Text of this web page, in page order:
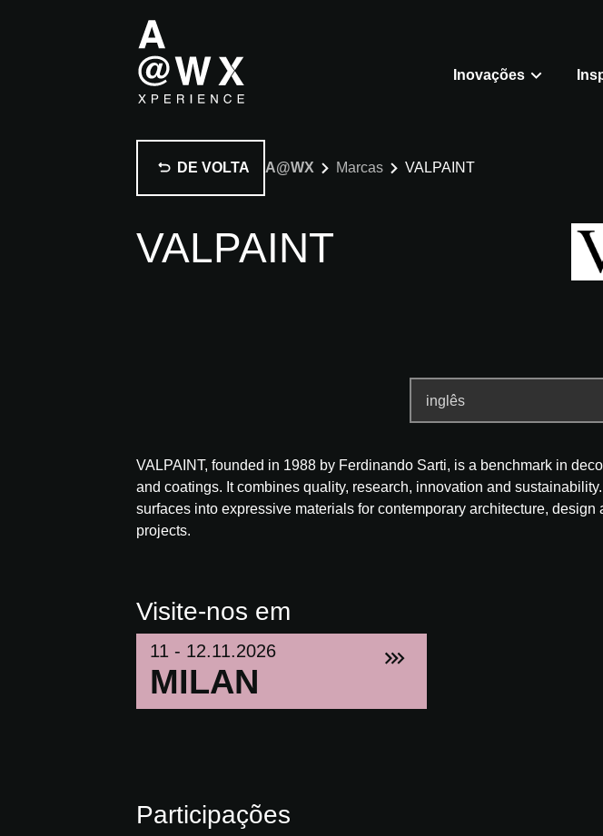
Inovações
DE VOLTA A@WX Marcas VALPAINT
VALPAINT
VALPAINT, founded in 1988 by Ferdinando Sarti, is a benchmark in
and coatings. It combines quality, research, innovation and
surfaces into expressive materials for contemporary architecture, design
projects.
Visite-nos em
11 - 12.11.2026
MILAN
Participações